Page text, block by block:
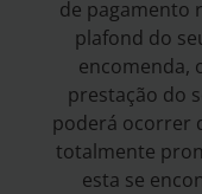
de pagamento
plafond do
encomenda,
prestação do
poderá ocorrer
totalmente
esta se